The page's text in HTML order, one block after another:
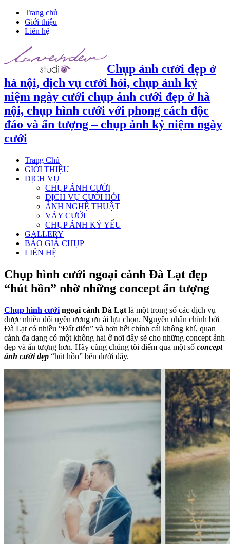
Trang chủ
Giới thiệu
Liên hệ
Chụp ảnh cưới đẹp ở
hà nội, dịch vụ cưới hỏi, chụp ảnh kỷ
niệm ngày cưới chụp ảnh cưới đẹp ở hà
nội, chụp hình cưới với phong cách độc
đáo và ấn tượng – chụp ảnh kỷ niệm ngày
cưới
Trang Chủ
GIỚI THIỆU
DỊCH VỤ
CHỤP ẢNH CƯỚI
DỊCH VỤ CƯỚI HỎI
ẢNH NGHỆ THUẬT
VÁY CƯỚI
CHỤP ẢNH KỶ YẾU
GALLERY
BÁO GIÁ CHỤP
LIÊN HỆ
Chụp hình cưới ngoại cảnh Đà Lạt đẹp
“hút hồn” nhờ những concept ấn tượng
Chụp hình cưới ngoại cảnh Đà Lạt là một trong số các dịch vụ
được nhiều đôi uyên ương ưu ái lựa chọn. Nguyên nhân chính bởi
Đà Lạt có nhiều “Đất diễn” và hơn hết chính cái không khí, quan
cảnh đa dạng có một không hai ở nơi đây sẽ cho những concept ảnh
đẹp và ấn tượng hơn. Hãy cùng chúng tôi điểm qua một số concept
ảnh cưới đẹp “hút hồn” bên dưới đây.